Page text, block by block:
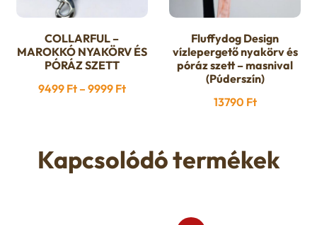
Ennek
a
A
COLLARFUL –
MAROKKÓ NYAKÖRV ÉS
PÓRÁZ SZETT
9499 Ft – 9999 FtÁrtartomány:
Fluffydog Design
vízlepergető nyakörv és
póráz szett – masnival
(Púderszín)
13790 Ft
Kapcsolódó termékek